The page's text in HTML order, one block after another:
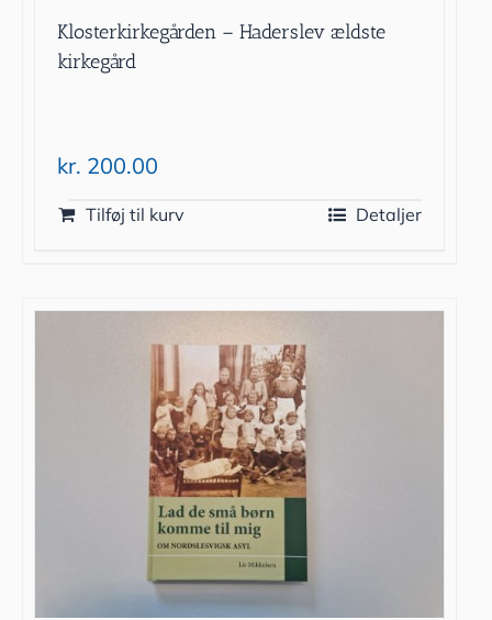
Klosterkirkegården – Haderslev ældste
kirkegård
kr. 200.00
Tilføj til kurv Detaljer